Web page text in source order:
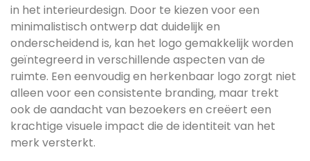
in het interieurdesign. Door te kiezen voor een
minimalistisch ontwerp dat duidelijk en
onderscheidend is, kan het logo gemakkelijk worden
geïntegreerd in verschillende aspecten van de
ruimte. Een eenvoudig en herkenbaar logo zorgt niet
alleen voor een consistente branding, maar trekt
ook de aandacht van bezoekers en creëert een
krachtige visuele impact die de identiteit van het
merk versterkt.